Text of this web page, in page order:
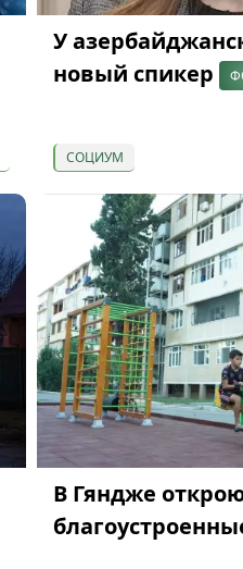
У
новый спикер
СОЦИУМ
В Гяндже